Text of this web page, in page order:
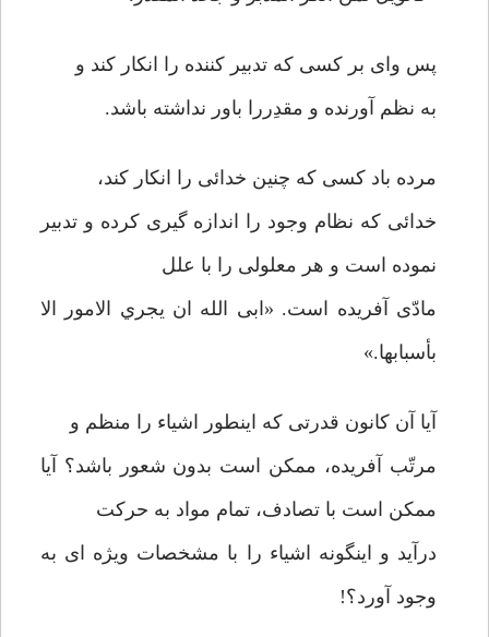
پس وای بر کسی که تدبیر کننده را انکار کند و
به نظم آورنده و مقدِررا باور نداشته باشد.
مرده باد کسی که چنین خدائی را انکار کند،
خدائی که نظام وجود را اندازه گیری کرده و تدبیر
نموده است و هر معلولی را با علل
مادّی آفریده است. «ابی الله ان یجري الامور الا
بأسبابها.»
آیا آن کانون قدرتی که اینطور اشیاء را منظم و
مرتّب آفریده، ممکن است بدون شعور باشد؟ آیا
ممکن است با تصادف، تمام مواد به حرکت
درآید و اینگونه اشیاء را با مشخصات ویژه ای به
وجود آورد؟!